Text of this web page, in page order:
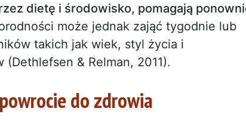
dietę i środowisko, pomagają
może jednak zająć tygodnie lub
takich jak wiek, styl życia i
& Relman, 2011).
do zdrowia